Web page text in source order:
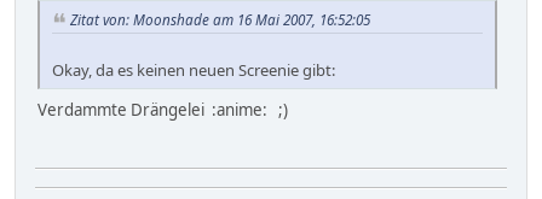
Zitat von: Moonshade am 16 Mai 2007, 16:52:05
Okay, da es keinen neuen Screenie gibt:
Verdammte Drängelei :anime: ;)